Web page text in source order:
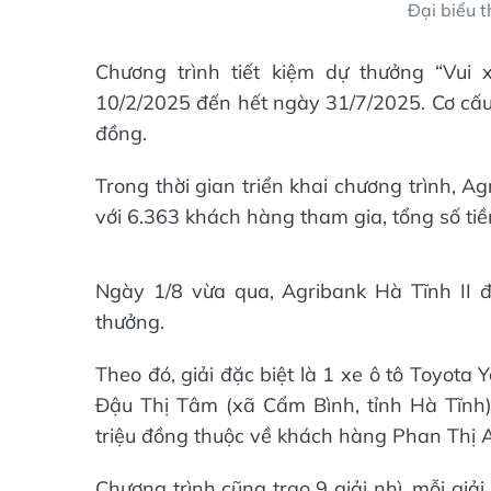
Đại biểu
Chương trình tiết kiệm dự thưởng
10/2/2025 đến hết ngày 31/7/2025. Cơ
đồng.
Trong thời gian triển khai chương trình,
với 6.363 khách hàng tham gia, tổng số
Ngày 1/8 vừa qua, Agribank Hà Tĩnh II
thưởng.
Theo đó, giải đặc biệt là 1 xe ô tô Toyota
Đậu Thị Tâm (xã Cẩm Bình, tỉnh Hà
triệu đồng thuộc về khách hàng Phan Thị